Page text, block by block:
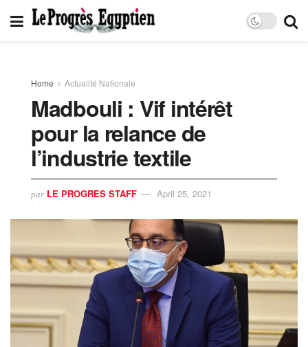
Home Actualité Nationale
Madbouli : Vif intérêt
pour la relance de
l’industrie textile
par LE PROGRES STAFF April 25, 2021